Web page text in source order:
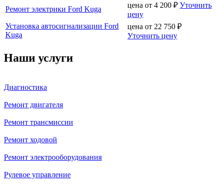
Ремонт электрики Ford Kuga
цена от 4 200 ₽ Уточнить
цену
Установка автосигнализации Ford
Kuga
цена от 22 750 ₽
Уточнить цену
Наши услуги
Диагностика
Ремонт двигателя
Ремонт трансмиссии
Ремонт ходовой
Ремонт электрооборудования
Рулевое управление